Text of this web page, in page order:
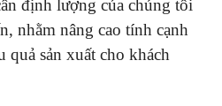
định lượng của chúng tôi
nhằm nâng cao tính cạnh
quả sản xuất cho khách